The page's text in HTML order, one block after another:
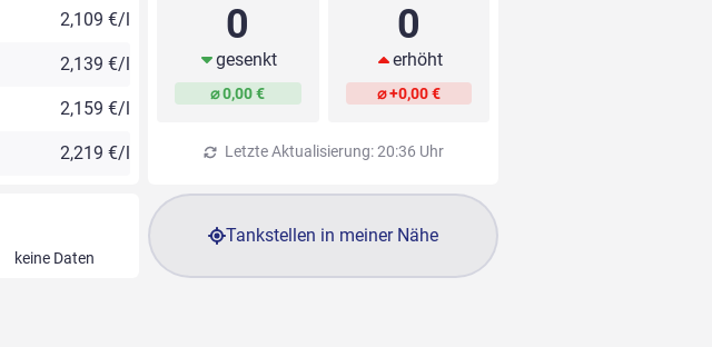
2,109 €/l
2,139 €/l
2,159 €/l
2,219 €/l
0
gesenkt
⌀ 0,00 €
0
erhöht
⌀ +0,00 €
Letzte Aktualisierung: 20:36 Uhr
keine Daten
Tankstellen in meiner Nähe